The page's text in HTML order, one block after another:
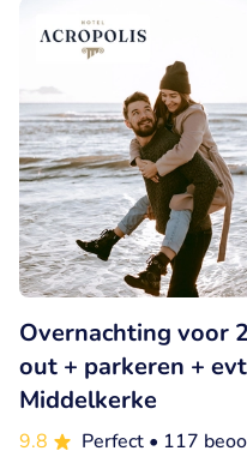
Overnachting voor
out + parkeren +
Middelkerke
9.8 Perfect • 117